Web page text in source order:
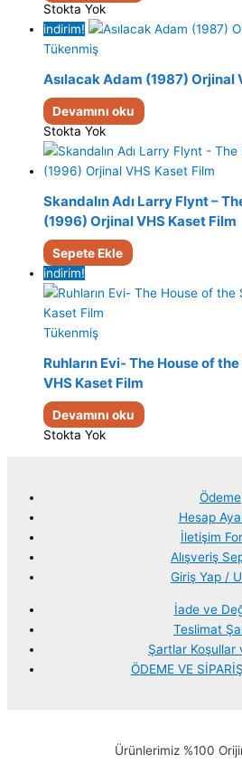
Stokta Yok
indirim!
Tükenmiş
Asılacak Adam (1987) Orjinal
Devamını oku
Stokta Yok
Skandalın Adı Larry Flynt –
(1996) Orjinal VHS Kaset Film
Sepete Ekle
indirim!
Tükenmiş
Ruhların Evi- The House of
VHS Kaset Film
Devamını oku
Stokta Yok
Ödeme
Hesap
İletişim
Alışveriş
Giriş Yap /
İade ve
Teslimat
Şartlar Koşullar
ÖDEME VE
Ürünlerimiz %100